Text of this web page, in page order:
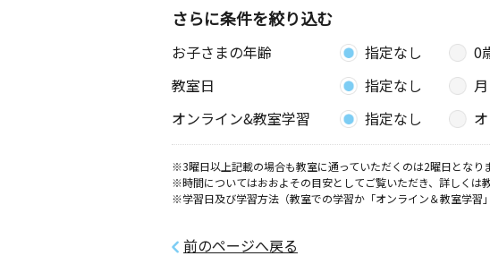
さらに条件を絞り込む
お子さまの年齢 指定なし 0
教室日
指定なし 月
オンライン&教室学習
指定なし
※3曜日以上記載の場合も教室に通っていただくのは2曜日となりま
※時間についてはおおよその目安としてご覧いただき、詳しくは
※学習日及び学習方法（教室での学習か「オンライン＆教室学習
前のページへ戻る